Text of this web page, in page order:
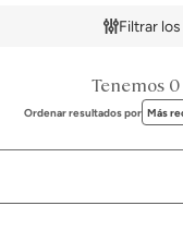
Filtrar
Tenemos
Ordenar resultados por Más